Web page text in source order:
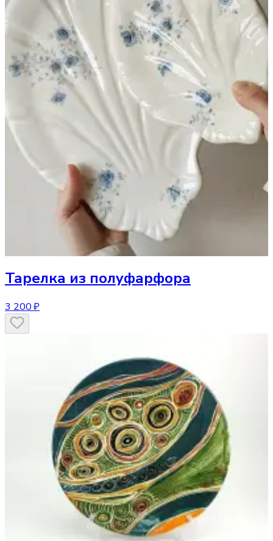
Тарелка из полуфарфора
3 200 ₽